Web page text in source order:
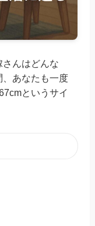
んはどんな
、あなたも一度
というサイ